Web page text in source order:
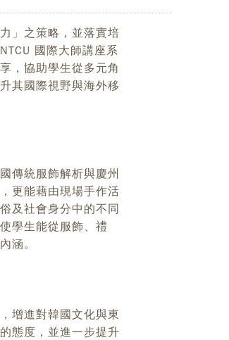
」之策略，並落實培
國際大師講座系
，協助學生從多元角
其國際視野與海外移
傳統服飾解析與慶州
更能藉由現場手作活
及社會身分中的不同
學生能從服飾、禮
涵。
增進對韓國文化與東
態度，並進一步提升